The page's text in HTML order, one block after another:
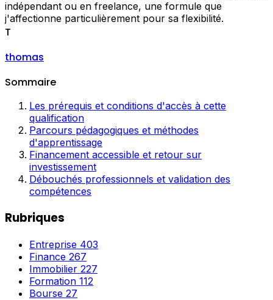
indépendant ou en freelance, une formule que
j'affectionne particulièrement pour sa flexibilité.
T
thomas
Sommaire
Les prérequis et conditions d'accès à cette
qualification
Parcours pédagogiques et méthodes
d'apprentissage
Financement accessible et retour sur
investissement
Débouchés professionnels et validation des
compétences
Rubriques
Entreprise 403
Finance 267
Immobilier 227
Formation 112
Bourse 27